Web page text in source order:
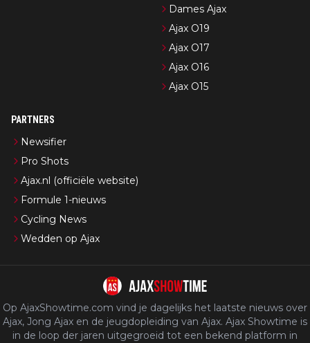
Dames Ajax
Ajax O19
Ajax O17
Ajax O16
Ajax O15
PARTNERS
Newsifier
Pro Shots
Ajax.nl (officiële website)
Formule 1-nieuws
Cycling News
Wedden op Ajax
Op AjaxShowtime.com vind je dagelijks het laatste nieuws over
Ajax, Jong Ajax en de jeugdopleiding van Ajax. Ajax Showtime is
in de loop der jaren uitgegroeid tot een bekend platform in